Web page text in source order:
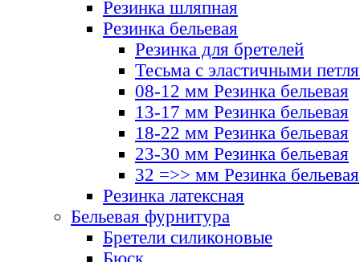
Резинка шляпная
Резинка бельевая
Резинка для бретелей
Тесьма с эластичными
08-12 мм Резинка бельевая
13-17 мм Резинка бельевая
18-22 мм Резинка бельевая
23-30 мм Резинка бельевая
32 =>> мм Резинка бельевая
Резинка латексная
Бельевая фурнитура
Бретели силиконовые